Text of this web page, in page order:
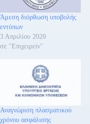
Άμεση διόρθωση υποβολής
εντύπων
3 Απριλίου 2020
σε "Επιχειρείν"
Αναγνώριση πλασματικού
χρόνου ασφάλισης